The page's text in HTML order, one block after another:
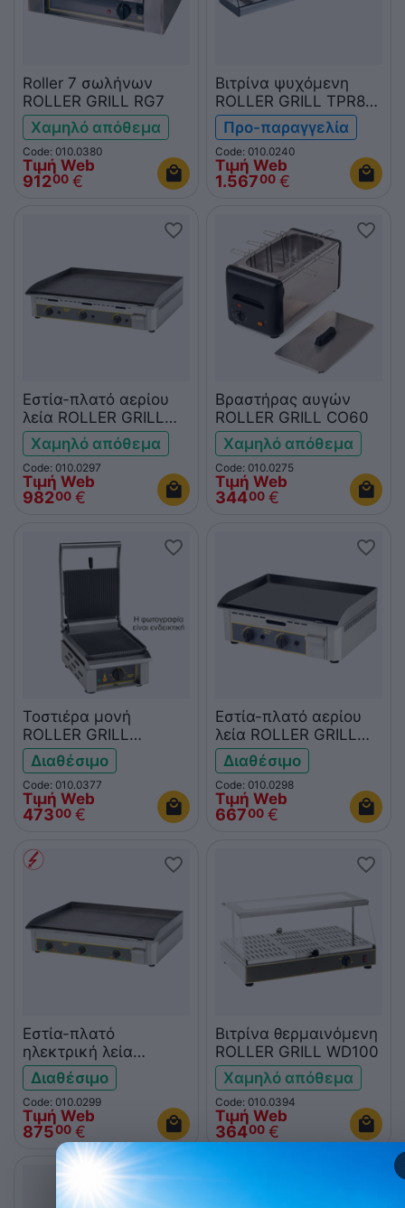
Roller 7 σωλήνων
ROLLER GRILL RG7
Χαμηλό απόθεμα
Code: 010.0380
Τιμή Web
91200 €
Βιτρίνα ψυχόμενη
ROLLER GRILL TPR80
για tapas
Προ-παραγγελία
Code: 010.0240
Τιμή Web
1.56700 €
Εστία-πλατό αερίου
λεία ROLLER GRILL
PSR900G
Χαμηλό απόθεμα
Code: 010.0297
Τιμή Web
98200 €
Βραστήρας αυγών
ROLLER GRILL CO60
Χαμηλό απόθεμα
Code: 010.0275
Τιμή Web
34400 €
Τοστιέρα μονή
ROLLER GRILL
SAVOYE FT
Διαθέσιμο
Code: 010.0377
Τιμή Web
47300 €
Εστία-πλατό αερίου
λεία ROLLER GRILL
PSR600G
Διαθέσιμο
Code: 010.0298
Τιμή Web
66700 €
Εστία-πλατό
ηλεκτρική λεία
ROLLER GRILL
PSR900E
Διαθέσιμο
Code: 010.0299
Τιμή Web
87500 €
Βιτρίνα θερμαινόμενη
ROLLER GRILL WD100
Χαμηλό απόθεμα
Code: 010.0394
Τιμή Web
36400 €